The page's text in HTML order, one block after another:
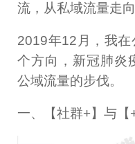
流，从私域流量走
2019年12月，我
个方向，新冠肺炎
公域流量的步伐。
一、【社群+】与【